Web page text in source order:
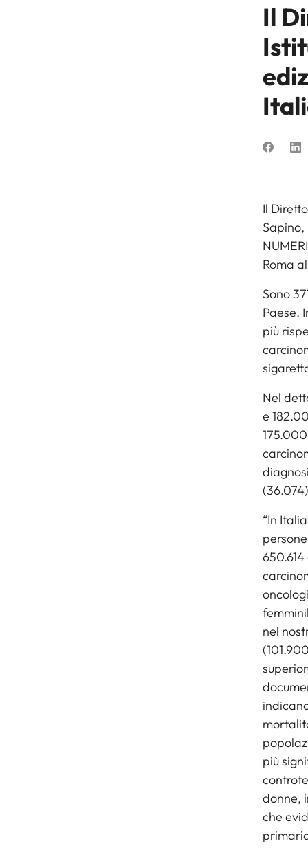
Il
Il
Roma
Sono
Paese.
più
Nel
e
“In
nel
più
donne,
che